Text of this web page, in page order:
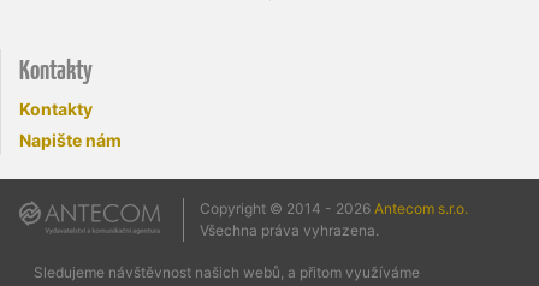
Kontakty
Kontakty
Napište nám
Copyright © 2014 - 2026 Antecom s.r.o.
Všechna práva vyhrazena.
Sledujeme návštěvnost našich webů, a přitom využíváme